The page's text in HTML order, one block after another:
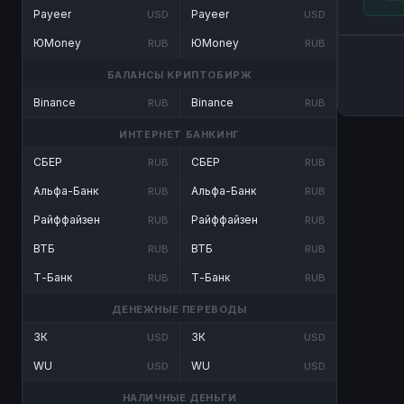
Payeer USD
ЮMoney RUB
Payeer USD
ЮMoney RUB
БАЛАНСЫ КРИПТОБИРЖ
Binance RUB Binance RUB
ИНТЕРНЕТ БАНКИНГ
СБЕР RUB
Альфа-Банк RUB
Райффайзен RUB
ВТБ RUB
Т-Банк RUB
СБЕР RUB
Альфа-Банк RUB
Райффайзен RUB
ВТБ RUB
Т-Банк RUB
ДЕНЕЖНЫЕ ПЕРЕВОДЫ
ЗК USD
WU USD
ЗК USD
WU USD
НАЛИЧНЫЕ ДЕНЬГИ